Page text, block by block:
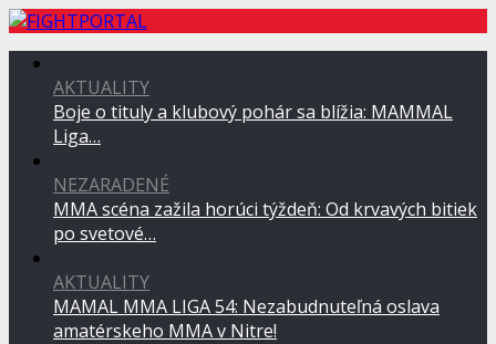
AKTUALITY
Boje o tituly a klubový pohár sa blížia: MAMMAL
Liga…
NEZARADENÉ
MMA scéna zažila horúci týždeň: Od krvavých bitiek
po svetové…
AKTUALITY
MAMAL MMA LIGA 54: Nezabudnuteľná oslava
amatérskeho MMA v Nitre!